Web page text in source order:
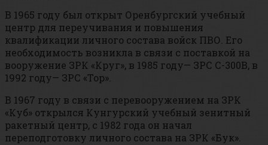
В 1965 году был открыт Оренбургский учебный
центр для переучивания и повышения
квалификации личного состава войск ПВО. Его
необходимость возникла в связи с поставкой на
вооружение ЗРК «Круг», в 1985 году— ЗРС С-300В, в
1992 году— ЗРС «Тор».
В 1967 году в связи с перевооружением на ЗРК
«Куб» открылся Кунгурский учебный зенитный
ракетный центр, с 1982 года он начал
переподготовку личного состава на ЗРК «Бук».